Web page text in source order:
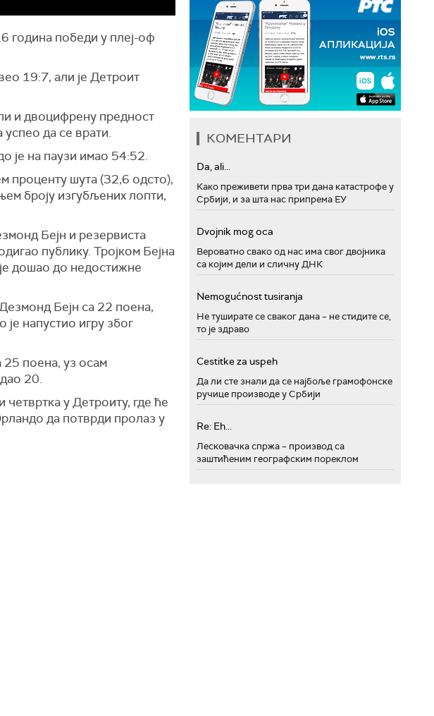
година победи у плеј-оф
19:7, али је Детроит
и двоцифрену предност
да се врати.
је на паузи имао 54:52.
проценту шута (32,6 одсто),
броју изгубљених лопти,
Бејн и резервиста
публику. Тројком Бејна
дошао до недостижне
Бејн са 22 поена,
напустио игру због
25 поена, уз осам
20.
у Детроиту, где ће
да потврди пролаз у
КОМЕНТАРИ
Da, ali...
Како преживети прва три дана катастрофе у
Србији, и за шта нас припрема ЕУ
Dvojnik mog oca
Вероватно свако од нас има свог двојника
са којим дели и сличну ДНК
Nemogućnost tusiranja
Не туширате се сваког дана – не стидите се,
то је здраво
Cestitke za uspeh
Да ли сте знали да се најбоље грамофонске
ручице производе у Србији
Re: Eh...
Лесковачка спржа – производ са
заштићеним географским пореклом